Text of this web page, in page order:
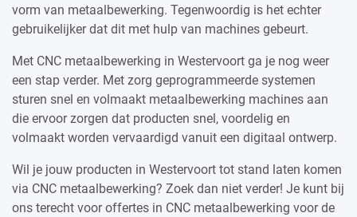
vorm van metaalbewerking. Tegenwoordig is het echter
gebruikelijker dat dit met hulp van machines gebeurt.
Met CNC metaalbewerking in Westervoort ga je nog weer
een stap verder. Met zorg geprogrammeerde systemen
sturen snel en volmaakt metaalbewerking machines aan
die ervoor zorgen dat producten snel, voordelig en
volmaakt worden vervaardigd vanuit een digitaal ontwerp.
Wil je jouw producten in Westervoort tot stand laten komen
via CNC metaalbewerking? Zoek dan niet verder! Je kunt bij
ons terecht voor offertes in CNC metaalbewerking voor de